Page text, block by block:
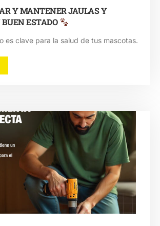
Y MANTENER JAULAS Y
ESTADO
es clave para la salud de tus mascotas.